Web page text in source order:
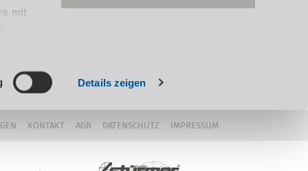
mit
Details zeigen
KONTAKT AGB DATENSCHUTZ IMPRESSUM